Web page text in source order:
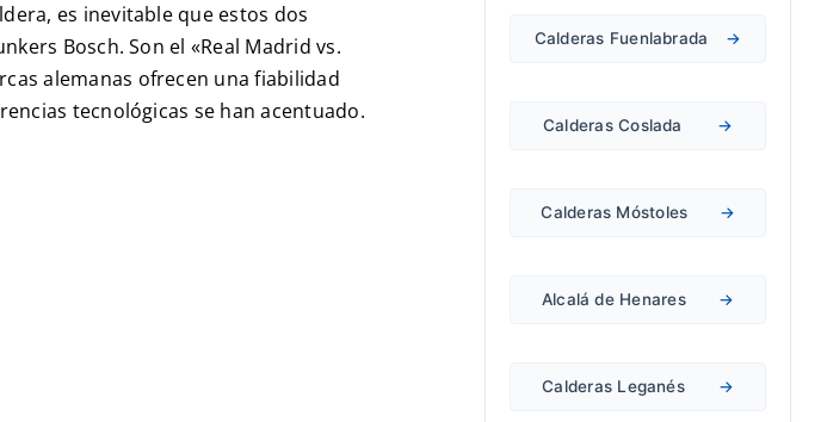
es inevitable que estos dos
Bosch. Son el «Real Madrid vs.
alemanas ofrecen una fiabilidad
tecnológicas se han acentuado.
Calderas Fuenlabrada →
Calderas Coslada →
Calderas Móstoles →
Alcalá de Henares →
Calderas Leganés →